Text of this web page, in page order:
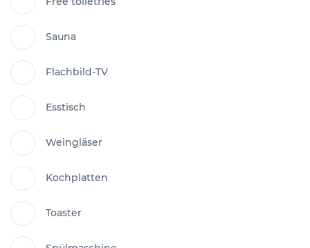
Sauna
Flachbild-TV
Esstisch
Weingläser
Kochplatten
Toaster